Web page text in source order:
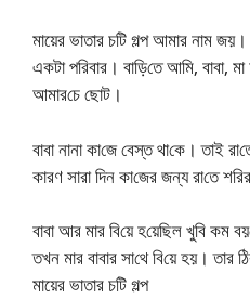
মায়ের ভাতার চটি গল্প আমার নাম জয়।
একটা প‌রিবার। বা‌ড়ি‌তে আ‌মি, বাবা,
আমার‌চে ছোট।
বাবা নানা কা‌জে বেস্ত থা‌কে। তাই
কারণ সারা দিন কা‌জের জন্য রা‌তে
বাবা আর মার বি‌য়ে হ‌য়ে‌ছিল খুবি কম
তখন মার বাবার সা‌থে বি‌য়ে হয়। তার
মায়ের ভাতার চটি গল্প